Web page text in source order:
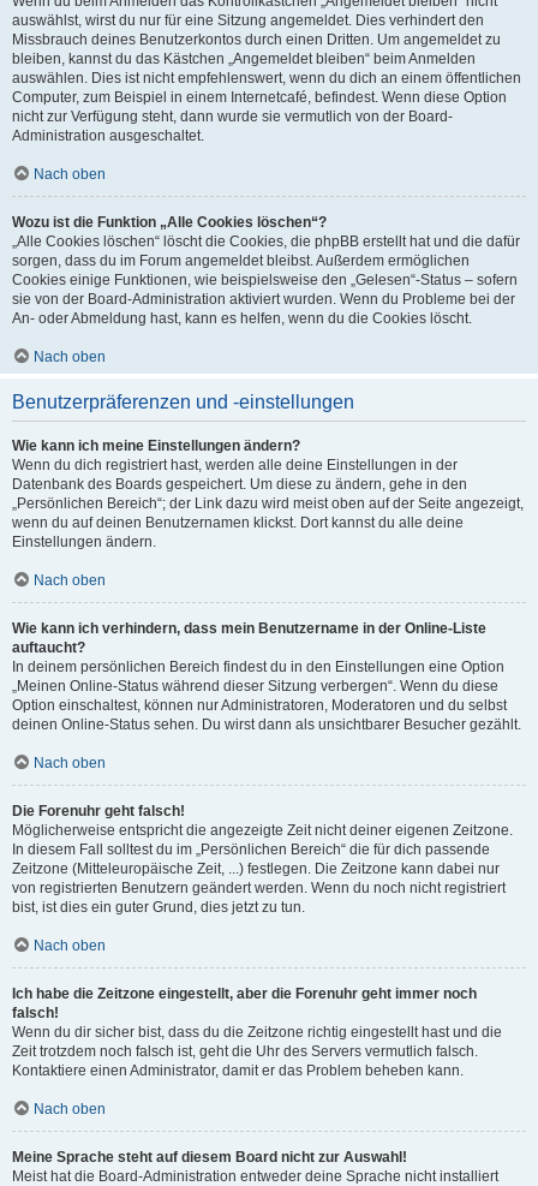
auswählst, wirst du nur für eine Sitzung angemeldet. Dies verhindert den
Missbrauch deines Benutzerkontos durch einen Dritten. Um angemeldet zu
bleiben, kannst du das Kästchen „Angemeldet bleiben“ beim Anmelden
auswählen. Dies ist nicht empfehlenswert, wenn du dich an einem öffentlichen
Computer, zum Beispiel in einem Internetcafé, befindest. Wenn diese Option
nicht zur Verfügung steht, dann wurde sie vermutlich von der Board-
Administration ausgeschaltet.
Nach oben
Wozu ist die Funktion „Alle Cookies löschen“?
„Alle Cookies löschen“ löscht die Cookies, die phpBB erstellt hat und die dafür
sorgen, dass du im Forum angemeldet bleibst. Außerdem ermöglichen
Cookies einige Funktionen, wie beispielsweise den „Gelesen“-Status – sofern
sie von der Board-Administration aktiviert wurden. Wenn du Probleme bei der
An- oder Abmeldung hast, kann es helfen, wenn du die Cookies löscht.
Nach oben
Benutzerpräferenzen und -einstellungen
Wie kann ich meine Einstellungen ändern?
Wenn du dich registriert hast, werden alle deine Einstellungen in der
Datenbank des Boards gespeichert. Um diese zu ändern, gehe in den
„Persönlichen Bereich“; der Link dazu wird meist oben auf der Seite angezeigt,
wenn du auf deinen Benutzernamen klickst. Dort kannst du alle deine
Einstellungen ändern.
Nach oben
Wie kann ich verhindern, dass mein Benutzername in der Online-Liste
auftaucht?
In deinem persönlichen Bereich findest du in den Einstellungen eine Option
„Meinen Online-Status während dieser Sitzung verbergen“. Wenn du diese
Option einschaltest, können nur Administratoren, Moderatoren und du selbst
deinen Online-Status sehen. Du wirst dann als unsichtbarer Besucher gezählt.
Nach oben
Die Forenuhr geht falsch!
Möglicherweise entspricht die angezeigte Zeit nicht deiner eigenen Zeitzone.
In diesem Fall solltest du im „Persönlichen Bereich“ die für dich passende
Zeitzone (Mitteleuropäische Zeit, ...) festlegen. Die Zeitzone kann dabei nur
von registrierten Benutzern geändert werden. Wenn du noch nicht registriert
bist, ist dies ein guter Grund, dies jetzt zu tun.
Nach oben
Ich habe die Zeitzone eingestellt, aber die Forenuhr geht immer noch
falsch!
Wenn du dir sicher bist, dass du die Zeitzone richtig eingestellt hast und die
Zeit trotzdem noch falsch ist, geht die Uhr des Servers vermutlich falsch.
Kontaktiere einen Administrator, damit er das Problem beheben kann.
Nach oben
Meine Sprache steht auf diesem Board nicht zur Auswahl!
Meist hat die Board-Administration entweder deine Sprache nicht installiert